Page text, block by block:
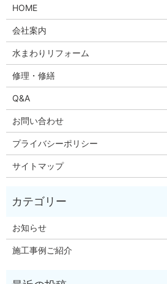
HOME
会社案内
水まわりリフォーム
修理・修繕
Q&A
お問い合わせ
プライバシーポリシー
サイトマップ
お知らせ
施工事例ご紹介